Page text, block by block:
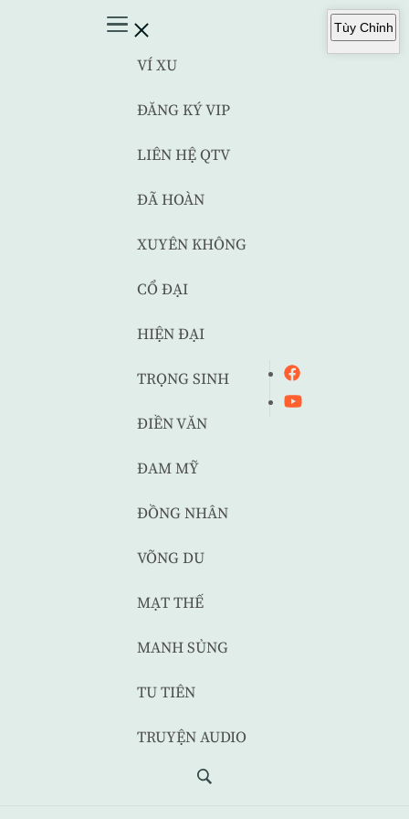
VÍ XU
ĐĂNG KÝ VIP
LIÊN HỆ QTV
ĐÃ HOÀN
XUYÊN KHÔNG
CỔ ĐẠI
HIỆN ĐẠI
TRỌNG SINH
ĐIỀN VĂN
ĐAM MỸ
ĐỒNG NHÂN
VÕNG DU
MẠT THẾ
MANH SỦNG
TU TIÊN
TRUYỆN AUDIO
Tùy Chỉnh